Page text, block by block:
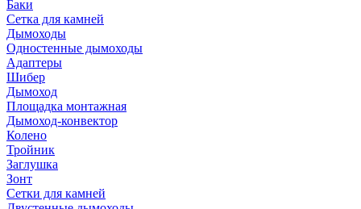
Баки
Сетка для камней
Дымоходы
Одностенные дымоходы
Адаптеры
Шибер
Дымоход
Площадка монтажная
Дымоход-конвектор
Колено
Тройник
Заглушка
Зонт
Сетки для камней